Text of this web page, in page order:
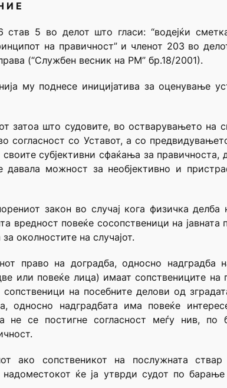
И Е
5 во делот што гласи: “водејќи
на правичност” и членот 203 во
(“Службен весник на РМ” бр.18/2001).
му поднесе иницијатива за оценување
затоа што судовите, во остварувањето на
согласност со Уставот, а со
субјективни сфаќања за правичноста,
можност за необјективно и
закон во случај кога физичка делба
повеќе сосопственици на јавната
околностите на случајот.
право на доградба, односно надградба
или повеќе лица) имаат сопствениците на
на посебните делови од
односно надградбата има повеќе
се постигне согласност меѓу нив, по
сопственикот на послужната ствар
ќе ја утврди судот по